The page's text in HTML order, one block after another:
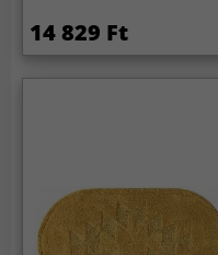
14 829 Ft